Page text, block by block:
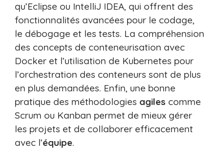
qu’Eclipse ou IntelliJ IDEA, qui offrent des
fonctionnalités avancées pour le codage,
le débogage et les tests. La compréhension
des concepts de conteneurisation avec
Docker et l’utilisation de Kubernetes pour
l’orchestration des conteneurs sont de plus
en plus demandées. Enfin, une bonne
pratique des méthodologies agiles comme
Scrum ou Kanban permet de mieux gérer
les projets et de collaborer efficacement
avec l’équipe.